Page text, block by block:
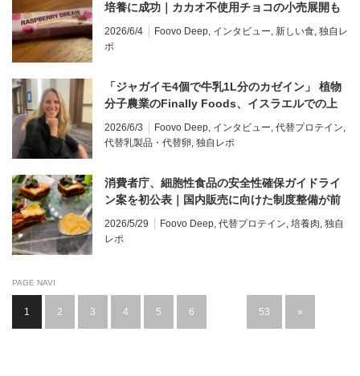
培養に成功｜カカオ不使用チョコの小売展開も
2026/6/4 Foovo Deep, インタビュー, 新しい食, 独自レ
ポ
「ジャガイモ4個で牛乳1L分のカゼイン」 植物
分子農業のFinally Foods、イスラエルでの上
市を目指す【インタビュー】
2026/6/3 Foovo Deep, インタビュー, 代替プロテイン,
代替乳製品・代替卵, 独自レポ
消費者庁、細胞性食品の安全性確保ガイドライ
ン案を初公表｜国内販売に向けた制度整備が前
進
2026/5/29 Foovo Deep, 代替プロテイン, 培養肉, 独自
レポ
PAGE NAVI
1 2 3 4 5 6 53 »